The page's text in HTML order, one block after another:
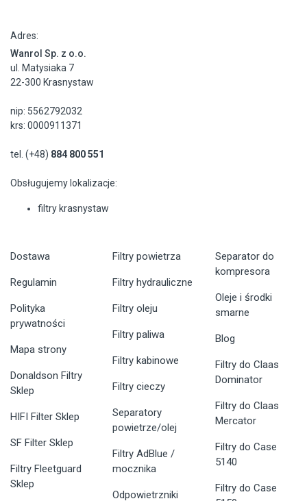
Adres:
Wanrol Sp. z o.o.
ul. Matysiaka 7
22-300 Krasnystaw
nip: 5562792032
krs: 0000911371
tel. (+48) 884 800 551
Obsługujemy lokalizacje:
filtry krasnystaw
Dostawa
Regulamin
Polityka
prywatności
Mapa strony
Donaldson Filtry
Sklep
HIFI Filter Sklep
SF Filter Sklep
Filtry Fleetguard
Sklep
Filtry powietrza
Filtry hydrauliczne
Filtry oleju
Filtry paliwa
Filtry kabinowe
Filtry cieczy
Separatory
powietrze/olej
Filtry AdBlue /
mocznika
Odpowietrzniki
Separator do
kompresora
Oleje i środki
smarne
Blog
Filtry do Claas
Dominator
Filtry do Claas
Mercator
Filtry do Case
5140
Filtry do Case